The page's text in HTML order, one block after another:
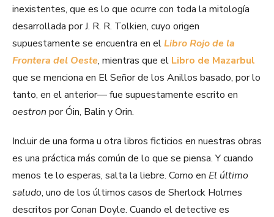
inexistentes, que es lo que ocurre con toda la mitología
desarrollada por J. R. R. Tolkien, cuyo origen
supuestamente se encuentra en elLibro Rojo de la
Frontera del Oeste, mientras que el Libro de Mazarbul
que se menciona en El Señor de los Anillos basado, por lo
tanto, en el anterior— fue supuestamente escrito en
oestron por Óin, Balin y Orin.
Incluir de una forma u otra libros ficticios en nuestras obras
es una práctica más común de lo que se piensa. Y cuando
menos te lo esperas, salta la liebre. Como en El último
saludo, uno de los últimos casos de Sherlock Holmes
descritos por Conan Doyle. Cuando el detective es